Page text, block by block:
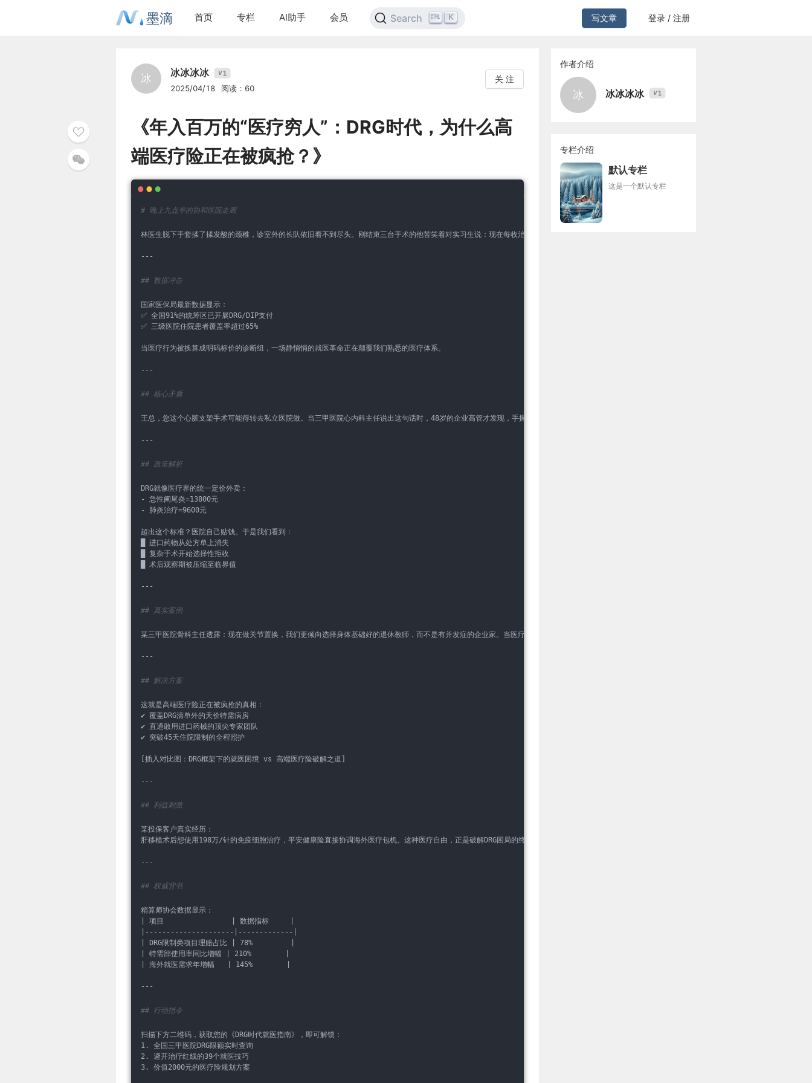
墨滴 首页 专栏 AI助手 会员 Search K 写文章 登录 / 注册
冰 冰冰冰冰 V1
2025/04/18 阅读：60
关 注
《年入百万的“医疗穷人”：DRG时代，为什么高
端医疗险正在被疯抢？》
# 晚上九点半的协和医院走廊
林医生脱下手套揉了揉发酸的颈椎，诊室外的长队依旧看不到尽头。刚结束三台手术的他苦笑着对实习生说：现在每收治一个复杂病例，财务系统就会弹出红色预警——这个月的DRG额度又超标了。
---
## 数据冲击
国家医保局最新数据显示：
✅ 全国91%的统筹区已开展DRG/DIP支付
✅ 三级医院住院患者覆盖率超过65%
当医疗行为被换算成明码标价的诊断组，一场静悄悄的就医革命正在颠覆我们熟悉的医疗体系。
---
## 核心矛盾
王总，您这个心脏支架手术可能得转去私立医院做。当三甲医院心内科主任说出这句话时，48岁的企业高管才发现，手握百万年薪的自己，在DRG体系下竟成了医院的亏损患者。
---
## 政策解析
DRG就像医疗界的统一定价外卖：
- 急性阑尾炎=13800元
- 肺炎治疗=9600元
超出这个标准？医院自己贴钱。于是我们看到：
█ 进口药物从处方单上消失
█ 复杂手术开始选择性拒收
█ 术后观察期被压缩至临界值
---
## 真实案例
某三甲医院骨科主任透露：现在做关节置换，我们更倾向选择身体基础好的退休教师，而不是有并发症的企业家。当医疗资源成为精算模型里的变量，高净值人群突然发现，金钱在医疗公平性面前第一次失去了
---
## 解决方案
这就是高端医疗险正在被疯抢的真相：
✔ 覆盖DRG清单外的天价特需病房
✔ 直通敢用进口药械的顶尖专家团队
✔ 突破45天住院限制的全程照护
[插入对比图：DRG框架下的就医困境 vs 高端医疗险破解之道]
---
## 利益刺激
某投保客户真实经历：
肝移植术后想使用198万/针的免疫细胞治疗，平安健康险直接协调海外医疗包机。这种医疗自由，正是破解DRG困局的终极钥匙。
---
## 权威背书
精算师协会数据显示：
| 项目                | 数据指标     |
|---------------------|-------------|
| DRG限制类项目理赔占比 | 78%         |
| 特需部使用率同比增幅 | 210%        |
| 海外就医需求年增幅   | 145%        |
---
## 行动指令
扫描下方二维码，获取您的《DRG时代就医指南》，即可解锁：
1. 全国三甲医院DRG限额实时查询
2. 避开治疗红线的39个就医技巧
3. 价值2000元的医疗险规划方案
作者介绍
冰 冰冰冰冰 V1
专栏介绍
默认专栏
这是一个默认专栏